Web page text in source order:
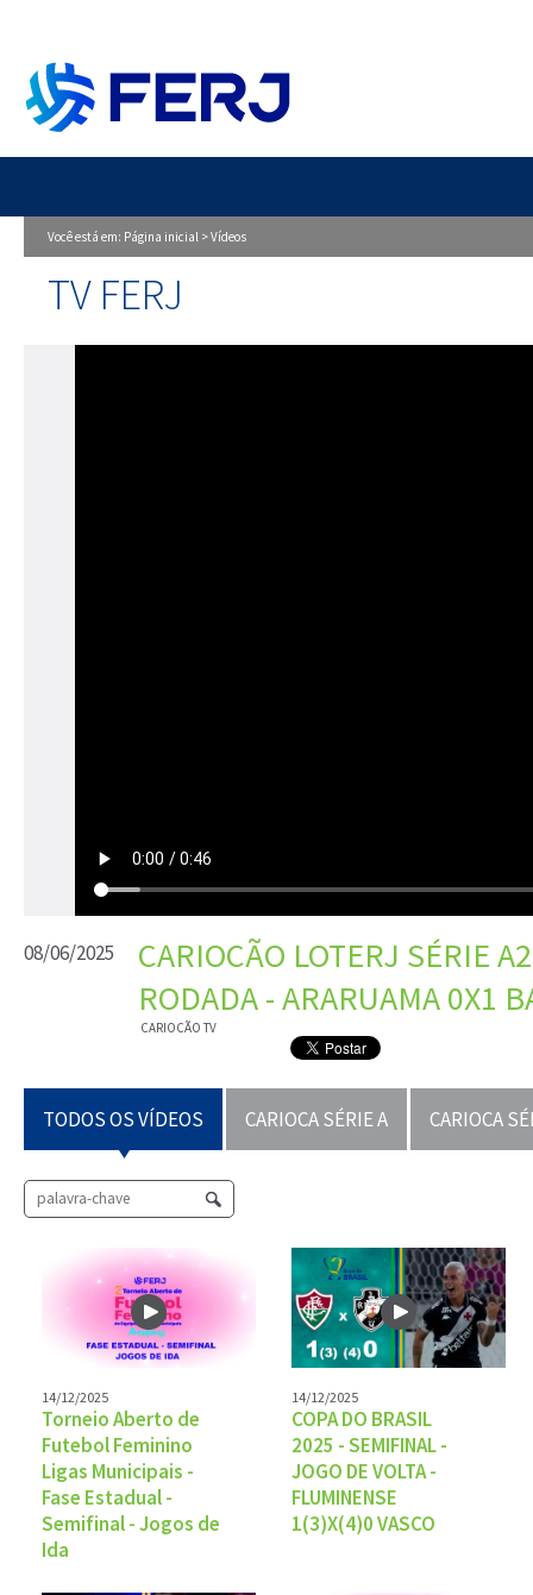
Você está em: Página inicial >Vídeos
TV FERJ
08/06/2025
CARIOCÃO LOTERJ SÉRIE
RODADA - ARARUAMA 0X1
CARIOCÃO TV
TODOS OS VÍDEOS CARIOCA SÉRIE A CARIOCA
14/12/2025
Torneio Aberto de
Futebol Feminino
Ligas Municipais -
Fase Estadual -
Semifinal - Jogos de
Ida
14/12/2025
COPA DO BRASIL
2025 - SEMIFINAL -
JOGO DE VOLTA -
FLUMINENSE
1(3)X(4)0 VASCO